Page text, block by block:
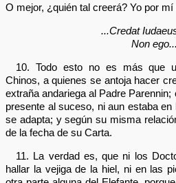
O mejor, ¿quién tal creerá? Yo por
...Credat
Non ego...
10. Todo esto no es más que
Chinos, a quienes se antoja hacer
extraña andariega al Padre
presente al suceso, ni aun estaba
se adapta; y según su misma
de la fecha de su Carta.
11. La verdad es, que ni los
hallar la vejiga de la hiel, ni en las